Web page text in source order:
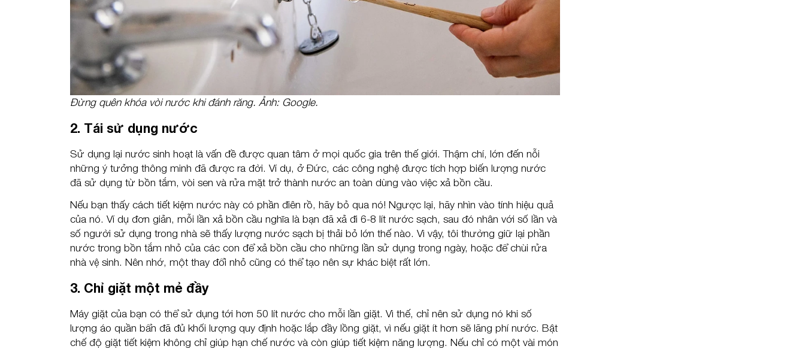
Đừng quên khóa vòi nước khi đánh răng. Ảnh: Google.
2. Tái sử dụng nước
Sử dụng lại nước sinh hoạt là vấn đề được quan tâm ở mọi quốc gia trên thế giới. Thậm chí, lớn đến nỗi
những ý tưởng thông minh đã được ra đời. Ví dụ, ở Đức, các công nghệ được tích hợp biến lượng nước
đã sử dụng từ bồn tắm, vòi sen và rửa mặt trở thành nước an toàn dùng vào việc xả bồn cầu.
Nếu bạn thấy cách tiết kiệm nước này có phần điên rồ, hãy bỏ qua nó! Ngược lại, hãy nhìn vào tính hiệu quả
của nó. Ví dụ đơn giản, mỗi lần xả bồn cầu nghĩa là bạn đã xả đi 6-8 lít nước sạch, sau đó nhân với số lần và
số người sử dụng trong nhà sẽ thấy lượng nước sạch bị thải bỏ lớn thế nào. Vì vậy, tôi thường giữ lại phần
nước trong bồn tắm nhỏ của các con để xả bồn cầu cho những lần sử dụng trong ngày, hoặc để chùi rửa
nhà vệ sinh. Nên nhớ, một thay đổi nhỏ cũng có thể tạo nên sự khác biệt rất lớn.
3. Chỉ giặt một mẻ đầy
Máy giặt của bạn có thể sử dụng tới hơn 50 lít nước cho mỗi lần giặt. Vì thế, chỉ nên sử dụng nó khi số
lượng áo quần bẩn đã đủ khối lượng quy định hoặc lắp đầy lồng giặt, vì nếu giặt ít hơn sẽ lãng phí nước. Bật
chế độ giặt tiết kiệm không chỉ giúp hạn chế nước và còn giúp tiết kiệm năng lượng. Nếu chỉ có một vài món